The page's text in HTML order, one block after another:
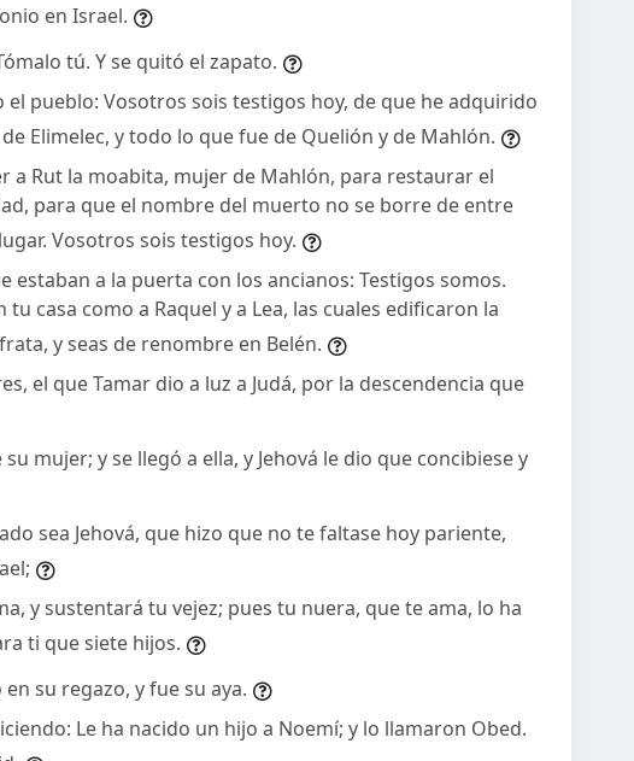
en Israel.
tú. Y se quitó el zapato.
el pueblo: Vosotros sois testigos hoy, de que he adquirido
Elimelec, y todo lo que fue de Quelión y de Mahlón.
a Rut la moabita, mujer de Mahlón, para restaurar el
para que el nombre del muerto no se borre de entre
Vosotros sois testigos hoy.
estaban a la puerta con los ancianos: Testigos somos.
casa como a Raquel y a Lea, las cuales edificaron la
y seas de renombre en Belén.
el que Tamar dio a luz a Judá, por la descendencia que
mujer; y se llegó a ella, y Jehová le dio que concibiese y
sea Jehová, que hizo que no te faltase hoy pariente,
y sustentará tu vejez; pues tu nuera, que te ama, lo ha
ti que siete hijos.
su regazo, y fue su aya.
Le ha nacido un hijo a Noemí; y lo llamaron Obed.